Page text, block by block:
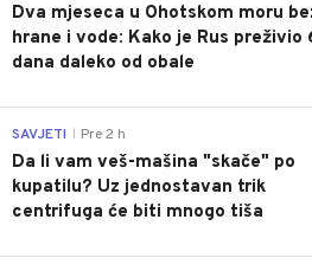
Dva mjeseca u Ohotskom moru
hrane i vode: Kako je Rus preživio
dana daleko od obale
SAVJETI Pre 2 h
Da li vam veš-mašina "skače" po
kupatilu? Uz jednostavan trik
centrifuga će biti mnogo tiša